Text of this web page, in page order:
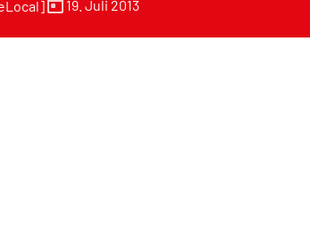
today 19. Juli 2013